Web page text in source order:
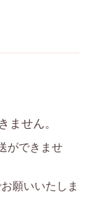
ません。
ができませ
願いいたしま